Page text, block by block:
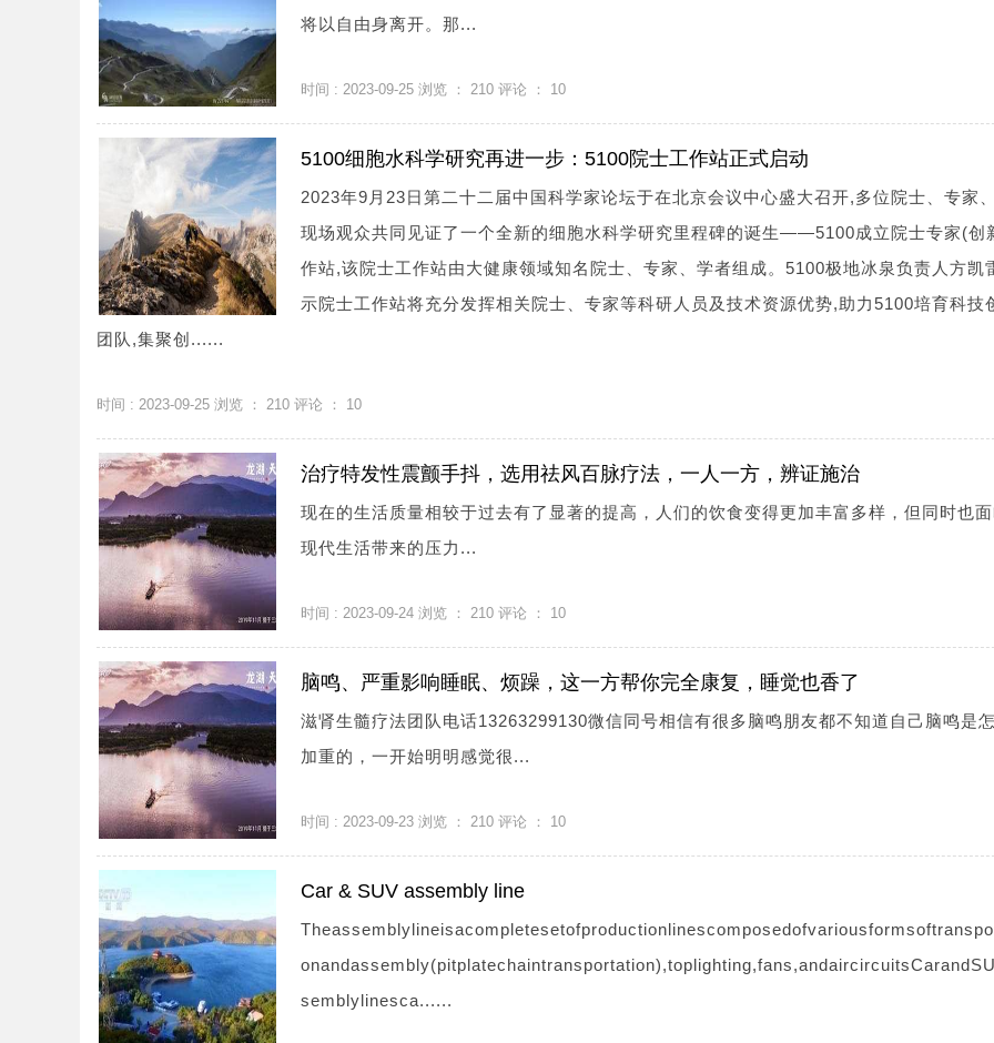
将以自由身离开。那...
时间 : 2023-09-25 浏览 ： 210 评论 ： 10
5100细胞水科学研究再进一步：5100院士工作站正式启动
2023年9月23日第二十二届中国科学家论坛于在北京会议中心盛大召开,多位院士、专家
现场观众共同见证了一个全新的细胞水科学研究里程碑的诞生——5100成立院士专家(创
作站,该院士工作站由大健康领域知名院士、专家、学者组成。5100极地冰泉负责人方凯
示院士工作站将充分发挥相关院士、专家等科研人员及技术资源优势,助力5100培育科技
团队,集聚创......
时间 : 2023-09-25 浏览 ： 210 评论 ： 10
治疗特发性震颤手抖，选用祛风百脉疗法，一人一方，辨证施治
现在的生活质量相较于过去有了显著的提高，人们的饮食变得更加丰富多样，但同时也
现代生活带来的压力...
时间 : 2023-09-24 浏览 ： 210 评论 ： 10
脑鸣、严重影响睡眠、烦躁，这一方帮你完全康复，睡觉也香了
滋肾生髓疗法团队电话13263299130微信同号相信有很多脑鸣朋友都不知道自己脑鸣是
加重的，一开始明明感觉很...
时间 : 2023-09-23 浏览 ： 210 评论 ： 10
Car & SUV assembly line
semblylinesca......